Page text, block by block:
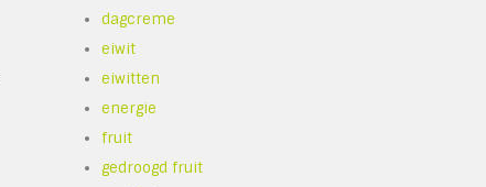
dagcreme
eiwit
eiwitten
energie
fruit
gedroogd fruit